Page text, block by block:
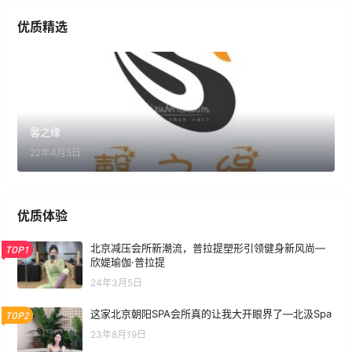
优质精选
馨之缘
22年4月5日
优质体验
TOP1
北京减压会所新潮流，普拉提塑形引领健身新风尚—
欣媞瑜伽·普拉提
24年3月5日
TOP2 这家北京朝阳SPA会所真的让我大开眼界了—北汲Spa
23年8月19日